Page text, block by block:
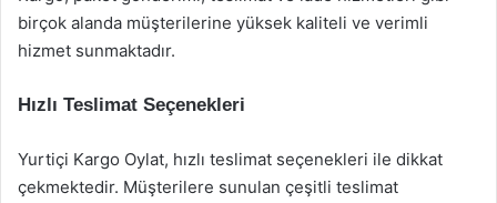
birçok alanda müşterilerine yüksek kaliteli ve verimli
hizmet sunmaktadır.
Hızlı Teslimat Seçenekleri
Yurtiçi Kargo Oylat, hızlı teslimat seçenekleri ile dikkat
çekmektedir. Müşterilere sunulan çeşitli teslimat